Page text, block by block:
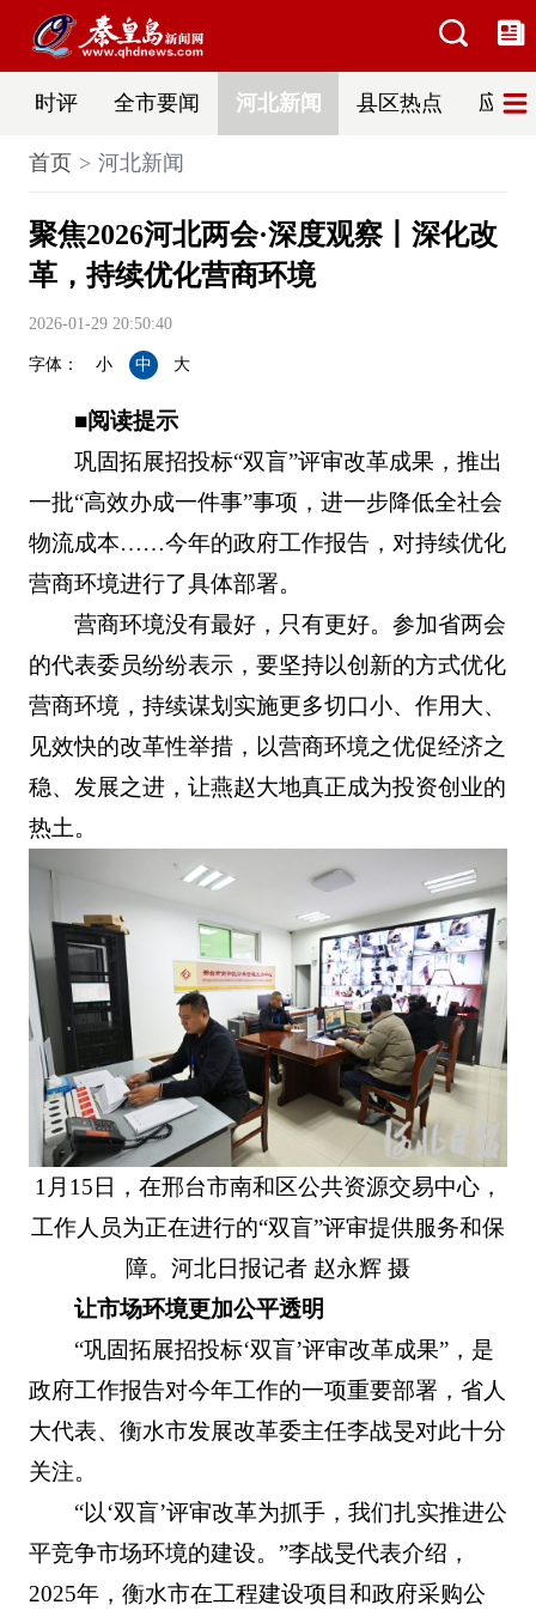
时评 全市要闻 河北新闻 县区热点 应急
首页 河北新闻
聚焦2026河北两会·深度观察丨深化改
革，持续优化营商环境
2026-01-29 20:50:40
字体： 小 中 大
■阅读提示
巩固拓展招投标“双盲”评审改革成果，推出
一批“高效办成一件事”事项，进一步降低全社会
物流成本……今年的政府工作报告，对持续优化
营商环境进行了具体部署。
营商环境没有最好，只有更好。参加省两会
的代表委员纷纷表示，要坚持以创新的方式优化
营商环境，持续谋划实施更多切口小、作用大、
见效快的改革性举措，以营商环境之优促经济之
稳、发展之进，让燕赵大地真正成为投资创业的
热土。
1月15日，在邢台市南和区公共资源交易中心，
工作人员为正在进行的“双盲”评审提供服务和保
障。河北日报记者 赵永辉 摄
让市场环境更加公平透明
“巩固拓展招投标‘双盲’评审改革成果”，是
政府工作报告对今年工作的一项重要部署，省人
大代表、衡水市发展改革委主任李战旻对此十分
关注。
“以‘双盲’评审改革为抓手，我们扎实推进公
平竞争市场环境的建设。”李战旻代表介绍，
2025年，衡水市在工程建设项目和政府采购公